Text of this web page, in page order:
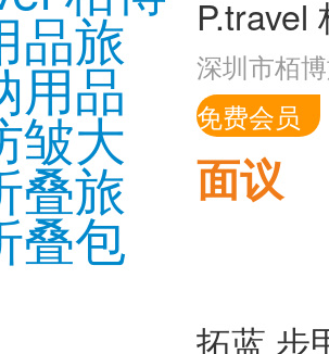
深圳市栢
免费会员
面议
拓蓝 步